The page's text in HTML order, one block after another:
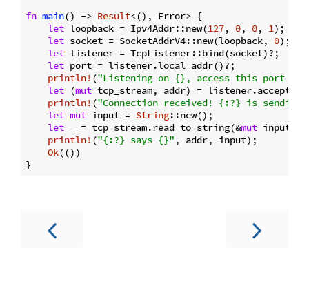
fn main() -> Result<(), Error> {
let loopback = Ipv4Addr::new(127, 0, 0, 1);
let socket = SocketAddrV4::new(loopback, 0);
let listener = TcpListener::bind(socket)?;
let port = listener.local_addr()?;
println! ("Listening on {}, access this port to
let (mut tcp_stream, addr) =
println! ("Connection received! {:?} is sending
let mut input = String::new();
let _ = tcp_stream.read_to_string(&mut input)?;
println! ("{:?} says {}" , addr, input);
Ok(())